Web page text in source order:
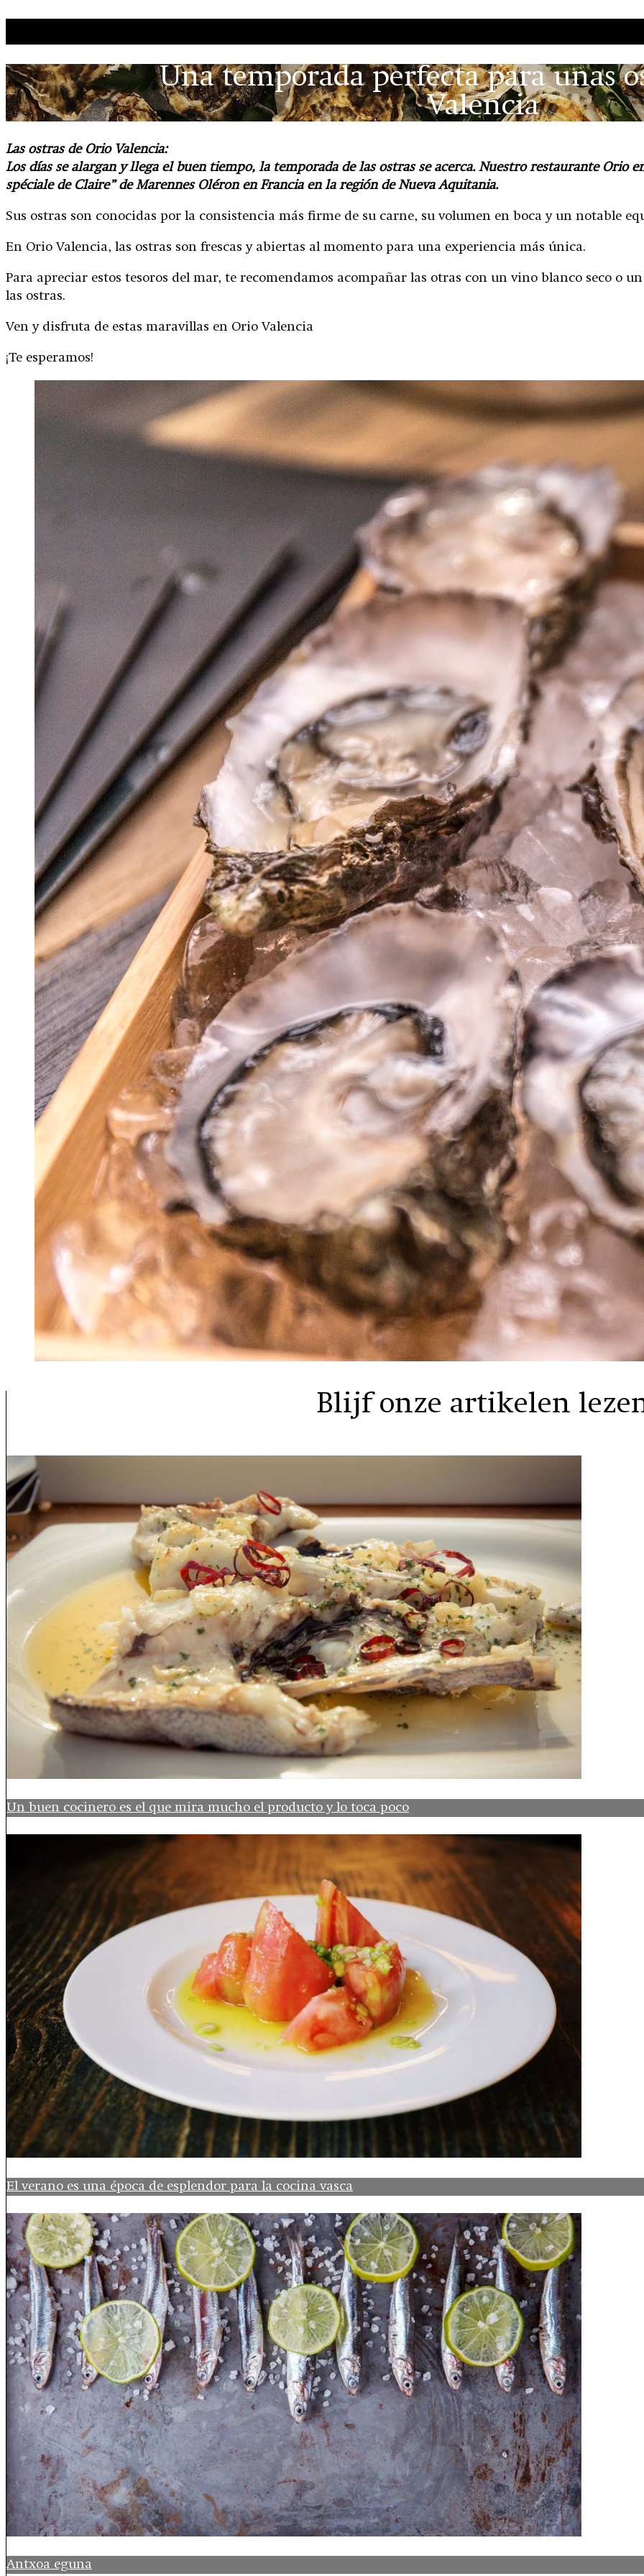
Una temporada perfecta para unas
Valencia
Las ostras de Orio Valencia:
Los días se alargan y llega el buen tiempo, la temporada de las ostras se acerca. Nuestro restaurante Orio
spéciale de Claire” de Marennes Oléron en Francia en la región de Nueva Aquitania.
Sus ostras son conocidas por la consistencia más firme de su carne, su volumen en boca y un notable
En Orio Valencia, las ostras son frescas y abiertas al momento para una experiencia más única.
Para apreciar estos tesoros del mar, te recomendamos acompañar las otras con un vino blanco seco o
las ostras.
Ven y disfruta de estas maravillas en Orio Valencia
¡Te esperamos!
Blijf onze artikelen
Un buen cocinero es el que mira mucho el producto y lo toca poco
El verano es una época de esplendor para la cocina vasca
Antxoa eguna